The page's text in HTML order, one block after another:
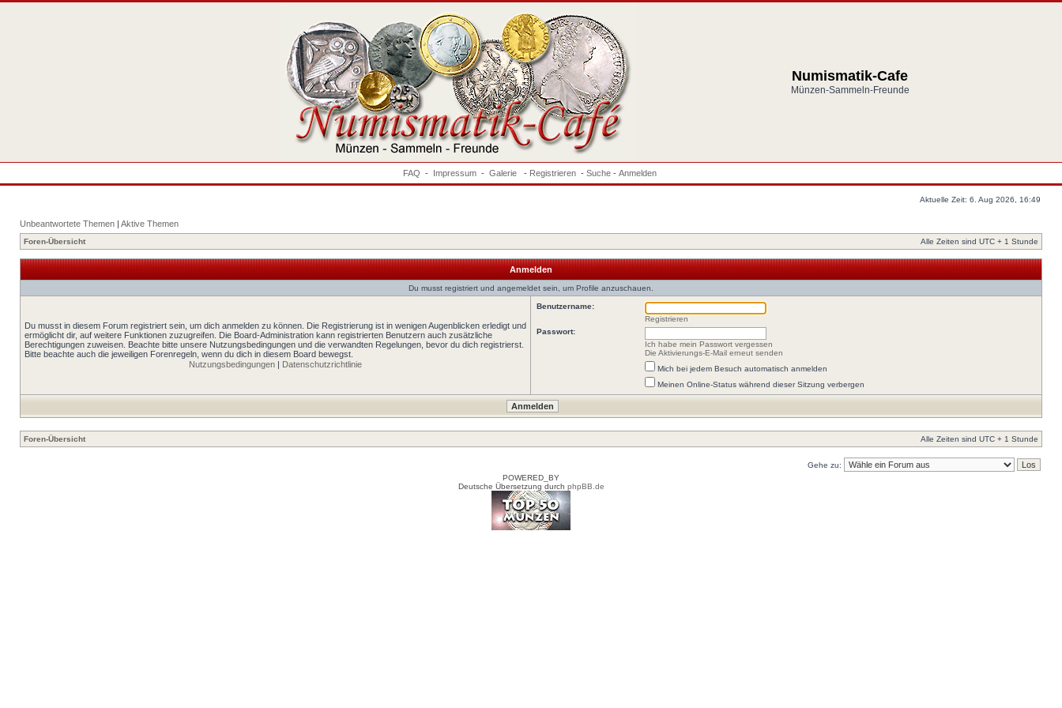
Numismatik-Cafe
Münzen-Sammeln-Freunde
FAQ - Impressum - Galerie - Registrieren - Suche - Anmelden
Aktuelle Zeit: 6. Aug 2026, 16:49
Unbeantwortete Themen | Aktive Themen
Foren-Übersicht Alle Zeiten sind UTC + 1 Stunde
Anmelden
Du musst registriert und angemeldet sein, um Profile anzuschauen.
Du musst in diesem Forum registriert sein, um dich anmelden zu können. Die Registrierung ist in wenigen Augenblicken erledigt und
ermöglicht dir, auf weitere Funktionen zuzugreifen. Die Board-Administration kann registrierten Benutzern auch zusätzliche
Berechtigungen zuweisen. Beachte bitte unsere Nutzungsbedingungen und die verwandten Regelungen, bevor du dich registrierst.
Bitte beachte auch die jeweiligen Forenregeln, wenn du dich in diesem Board bewegst.
Nutzungsbedingungen | Datenschutzrichtlinie
Benutzername:
Registrieren
Passwort:
Ich habe mein Passwort vergessen
Die Aktivierungs-E-Mail erneut senden
Mich bei jedem Besuch automatisch anmelden
Meinen Online-Status während dieser Sitzung verbergen
Foren-Übersicht Alle Zeiten sind UTC + 1 Stunde
Gehe zu:
POWERED_BY
Deutsche Übersetzung durch phpBB.de